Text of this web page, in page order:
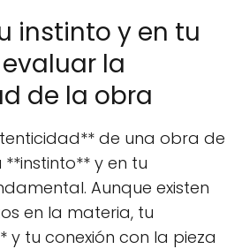
instinto y en tu
la
de la obra
de una obra de
y en tu
Aunque existen
en la materia, tu
y tu conexión con la pieza